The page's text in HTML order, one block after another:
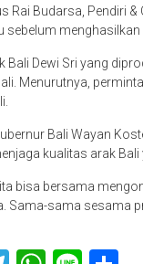
Rai Budarsa, Pendiri
sebelum
Bali Dewi Sri yang
Menurutnya,
Bali Wayan
kualitas arak
bisa bersama
Sama-sama sesama